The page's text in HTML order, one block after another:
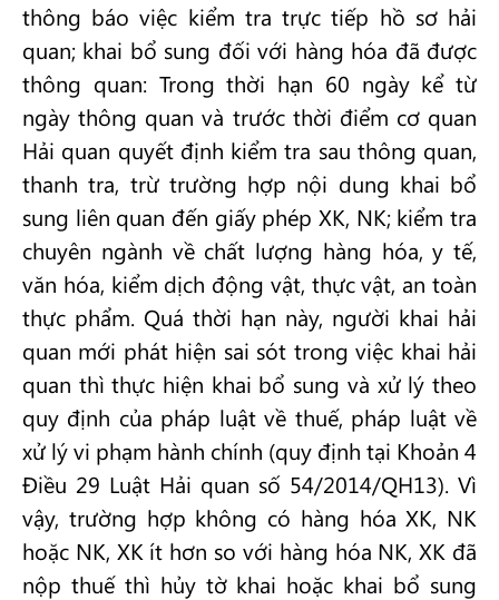
thông báo việc kiểm tra trực tiếp hồ sơ hải
quan; khai bổ sung đối với hàng hóa đã được
thông quan: Trong thời hạn 60 ngày kể từ
ngày thông quan và trước thời điểm cơ quan
Hải quan quyết định kiểm tra sau thông quan,
thanh tra, trừ trường hợp nội dung khai bổ
sung liên quan đến giấy phép XK, NK; kiểm tra
chuyên ngành về chất lượng hàng hóa, y tế,
văn hóa, kiểm dịch động vật, thực vật, an toàn
thực phẩm. Quá thời hạn này, người khai hải
quan mới phát hiện sai sót trong việc khai hải
quan thì thực hiện khai bổ sung và xử lý theo
quy định của pháp luật về thuế, pháp luật về
xử lý vi phạm hành chính (quy định tại Khoản 4
Điều 29 Luật Hải quan số 54/2014/QH13). Vì
vậy, trường hợp không có hàng hóa XK, NK
hoặc NK, XK ít hơn so với hàng hóa NK, XK đã
nộp thuế thì hủy tờ khai hoặc khai bổ sung